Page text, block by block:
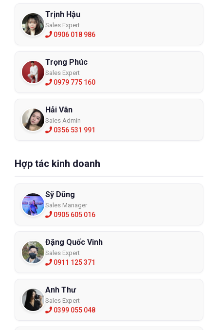
Trịnh Hậu
Sales Expert
0906 018 986
Trọng Phúc
Sales Expert
0979 775 160
Hải Vân
Sales Admin
0356 531 991
Hợp tác kinh doanh
Sỹ Dũng
Sales Manager
0905 605 016
Đặng Quốc Vinh
Sales Expert
0911 125 371
Anh Thư
Sales Expert
0399 055 048